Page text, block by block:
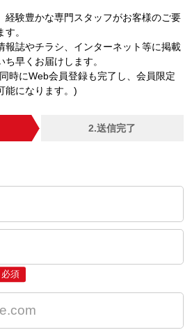
経験豊かな専門スタッフがお客様のご要
。
報誌やチラシ、インターネット等に掲載
早くお届けします。
時にWeb会員登録も完了し、会員限定
能になります。)
2.送信完了
必須